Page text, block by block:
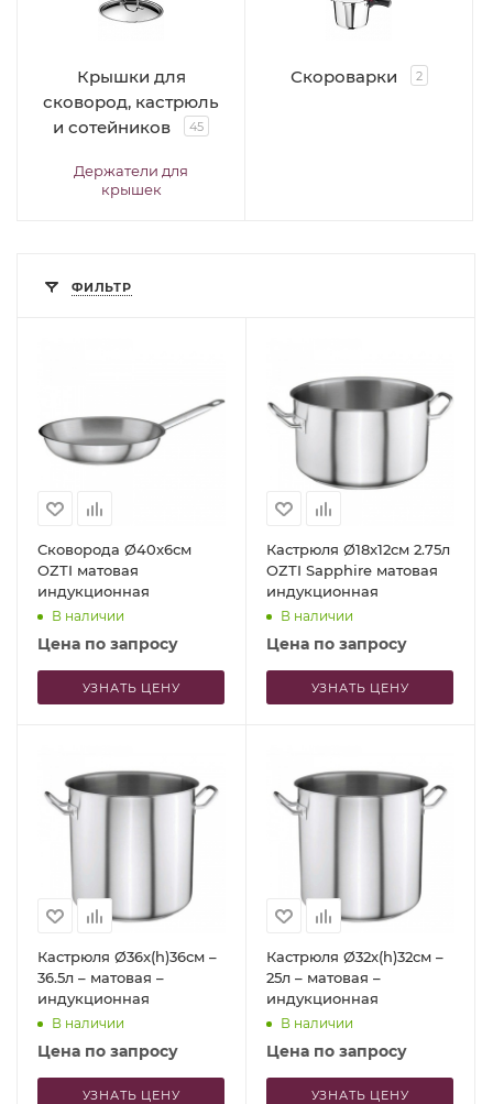
Крышки для
сковород, кастрюль
и сотейников
45
Держатели для
крышек
Скороварки 2
ФИЛЬТР
Сковорода Ø40x6см
OZTI матовая
индукционная
В наличии
Цена по запросу
УЗНАТЬ ЦЕНУ
Кастрюля Ø18x12см 2.75л
OZTI Sapphire матовая
индукционная
В наличии
Цена по запросу
УЗНАТЬ ЦЕНУ
Кастрюля Ø36x(h)36см –
36.5л – матовая –
индукционная
В наличии
Цена по запросу
УЗНАТЬ ЦЕНУ
Кастрюля Ø32х(h)32см –
25л – матовая –
индукционная
В наличии
Цена по запросу
УЗНАТЬ ЦЕНУ